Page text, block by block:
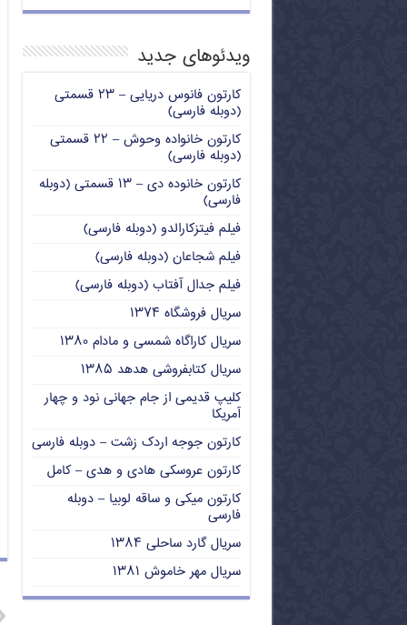
ویدئوهای جدید
کارتون فانوس دریایی – ۲۳ قسمتی
(دوبله فارسی)
کارتون خانواده وحوش – ۲۲ قسمتی
(دوبله فارسی)
کارتون خانوده دی – ۱۳ قسمتی (دوبله
فارسی)
فیلم فیتزکارالدو (دوبله فارسی)
فیلم شجاعان (دوبله فارسی)
فیلم جدال آفتاب (دوبله فارسی)
سریال فروشگاه ۱۳۷۴
سریال کاراگاه شمسی و مادام ۱۳۸۰
سریال کتابفروشی هدهد ۱۳۸۵
کلیپ قدیمی از جام جهانی نود و چهار
آمریکا
کارتون جوجه اردک زشت – دوبله فارسی
کارتون عروسکی هادی و هدی – کامل
کارتون میکی و ساقه لوبیا – دوبله
فارسی
سریال گارد ساحلی ۱۳۸۴
سریال مهر خاموش ۱۳۸۱